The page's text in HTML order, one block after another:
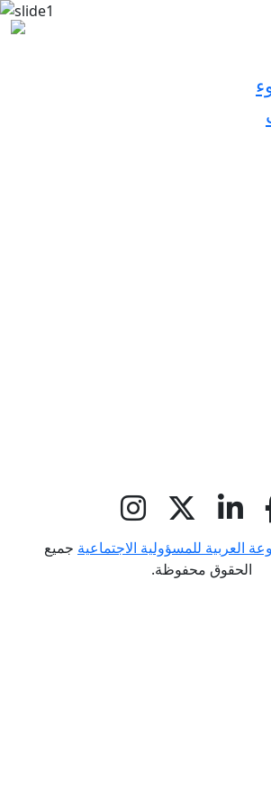
العربية للمسؤولية الاجتماعية جميع
الحقوق محفوظة.